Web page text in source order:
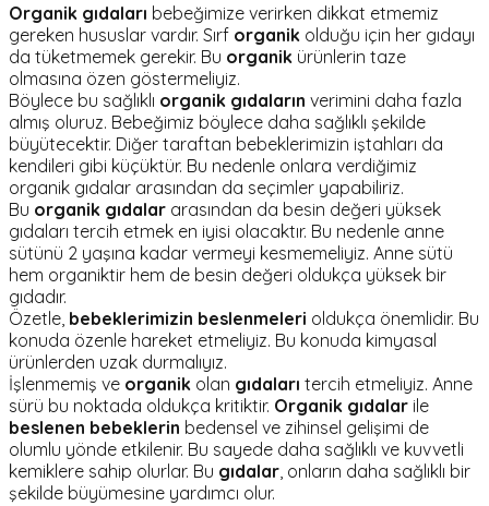
Organik gıdaları bebeğimize verirken dikkat etmemiz
gereken hususlar vardır. Sırf organik olduğu için her gıdayı
da tüketmemek gerekir. Bu organik ürünlerin taze
olmasına özen göstermeliyiz.
Böylece bu sağlıklı organik gıdaların verimini daha fazla
almış oluruz. Bebeğimiz böylece daha sağlıklı şekilde
büyütecektir. Diğer taraftan bebeklerimizin iştahları da
kendileri gibi küçüktür. Bu nedenle onlara verdiğimiz
organik gıdalar arasından da seçimler yapabiliriz.
Bu organik gıdalar arasından da besin değeri yüksek
gıdaları tercih etmek en iyisi olacaktır. Bu nedenle anne
sütünü 2 yaşına kadar vermeyi kesmemeliyiz. Anne sütü
hem organiktir hem de besin değeri oldukça yüksek bir
gıdadır.
Özetle, bebeklerimizin beslenmeleri oldukça önemlidir. Bu
konuda özenle hareket etmeliyiz. Bu konuda kimyasal
ürünlerden uzak durmalıyız.
İşlenmemiş ve organik olan gıdaları tercih etmeliyiz. Anne
sürü bu noktada oldukça kritiktir. Organik gıdalar ile
beslenen bebeklerin bedensel ve zihinsel gelişimi de
olumlu yönde etkilenir. Bu sayede daha sağlıklı ve kuvvetli
kemiklere sahip olurlar. Bu gıdalar, onların daha sağlıklı bir
şekilde büyümesine yardımcı olur.